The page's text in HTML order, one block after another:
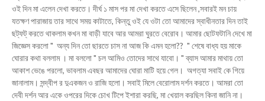
ওই দিন মা এলেন দেখা করতে। দীর্ঘ ১ মাস পর মা দেখা করতে এসে ছিলেন ,সবারই মন চায়
যতক্ষণ পারাজায় তার সাথে সময় কাটাতে, কিন্তু ওই যে ওটা তো আমাদের স্বাধীনতার দিন তাই
ছট্ফট্ করতে থাকলাম কখন মা বাড়ী যাবে আর আমরা ঘুরতে বেরোব। আমার ছোটফটানি দেখে মা
জিজ্ঞেস করলো " অন্য দিন তো ছারতে চাস না আজ কি এমন হলো?? " শেষে বাধ্য হয় মাকে
ঘোরার কথা বললাম । মা বললো " চল আমিও তোদের সাথে যাবো। " ব্যাস আমার মাথায় তো
আকাশ ভেঙে পরলো, ভাবলাম এবছর আমাদের ঘোরা মাটি হয়ে গেল। অগত্যা সবাই কে গিয়ে
জানালাম। সন্দ্বীপ র দুএকজন ও রাজি হলো। সবাই মিলে বেরোলাম দর্শন করতে। আমরা তো
দেবী দর্শন আর একে ওপরের দিকে চোখ টিপে ইশারা করছি, মা খেয়াল করছিল কিনা জানি না।